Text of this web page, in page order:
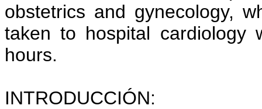
obstetrics and gynecology,
taken to hospital
hours.
INTRODUCCIÓN: